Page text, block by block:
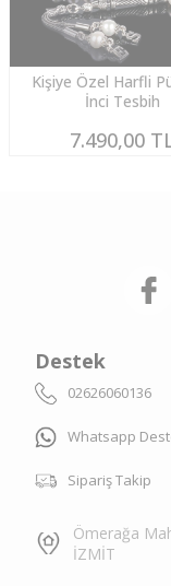
Kişiye Özel Harfli
İnci Tesbih
7.490,00
Destek
02626060136
Whatsapp
Sipariş Takip
Ömerağa
İZMİT